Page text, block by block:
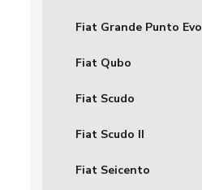
Fiat Grande Punto Evo
Fiat Qubo
Fiat Scudo
Fiat Scudo II
Fiat Seicento